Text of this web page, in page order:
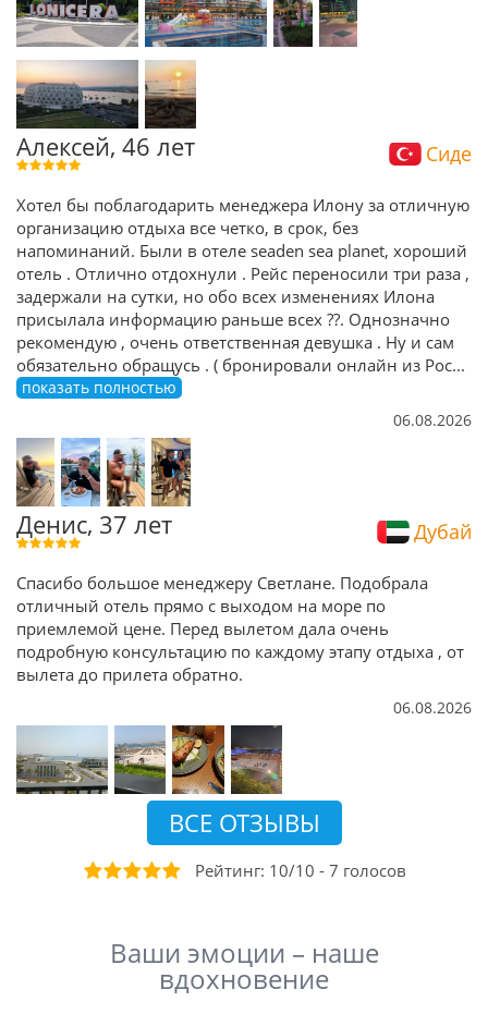
Алексей, 46 лет Сиде
Хотел бы поблагодарить менеджера Илону за отличную
организацию отдыха все четко, в срок, без
напоминаний. Были в отеле seaden sea planet, хороший
отель . Отлично отдохнули . Рейс переносили три раза ,
задержали на сутки, но обо всех изменениях Илона
присылала информацию раньше всех ??. Однозначно
рекомендую , очень ответственная девушка . Ну и сам
обязательно обращусь . ( бронировали онлайн из Рос...
показать полностью
06.08.2026
Денис, 37 лет Дубай
Спасибо большое менеджеру Светлане. Подобрала
отличный отель прямо с выходом на море по
приемлемой цене. Перед вылетом дала очень
подробную консультацию по каждому этапу отдыха , от
вылета до прилета обратно.
06.08.2026
ВСЕ ОТЗЫВЫ
Рейтинг: 10/10 - 7 голосов
Ваши эмоции – наше
вдохновение